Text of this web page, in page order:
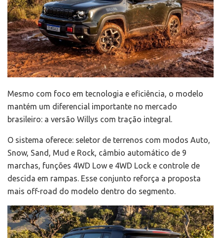
Mesmo com foco em tecnologia e eficiência, o modelo
mantém um diferencial importante no mercado
brasileiro: a versão Willys com tração integral.
O sistema oferece: seletor de terrenos com modos Auto,
Snow, Sand, Mud e Rock, câmbio automático de 9
marchas, funções 4WD Low e 4WD Lock e controle de
descida em rampas. Esse conjunto reforça a proposta
mais off-road do modelo dentro do segmento.